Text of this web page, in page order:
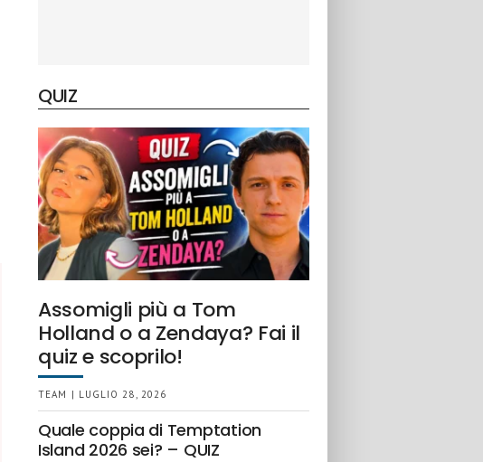
QUIZ
Assomigli più a Tom
Holland o a Zendaya? Fai il
quiz e scoprilo!
TEAM | LUGLIO 28, 2026
Quale coppia di Temptation
Island 2026 sei? – QUIZ